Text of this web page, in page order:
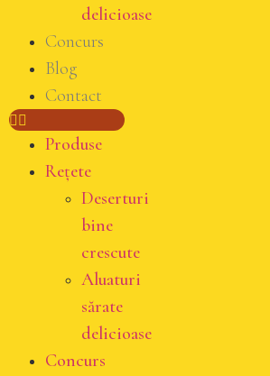
delicioase
Concurs
Blog
Contact
Produse
Rețete
Deserturi
bine
crescute
Aluaturi
sărate
delicioase
Concurs